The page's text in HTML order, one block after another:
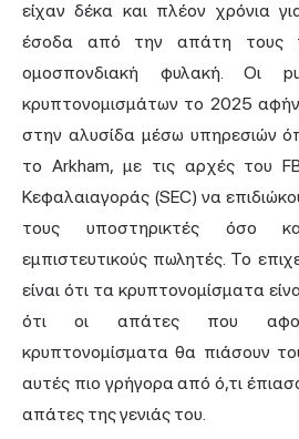
είχαν δέκα και πλέον χρόνια
έσοδα από την απάτη τους
ομοσπονδιακή φυλακή. Οι
κρυπτονομισμάτων το 2025
στην αλυσίδα μέσω υπηρεσιών
το Arkham, με τις αρχές του
Κεφαλαιαγοράς (SEC) να
τους υποστηρικτές όσο
εμπιστευτικούς πωλητές. Το
είναι ότι τα κρυπτονομίσματα
ότι οι απάτες που
κρυπτονομίσματα θα πιάσουν
αυτές πιο γρήγορα από ό,τι
απάτες της γενιάς του.